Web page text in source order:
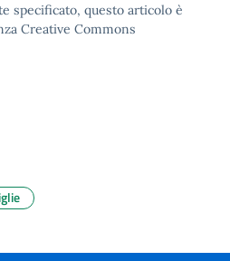
specificato, questo articolo è
Creative Commons